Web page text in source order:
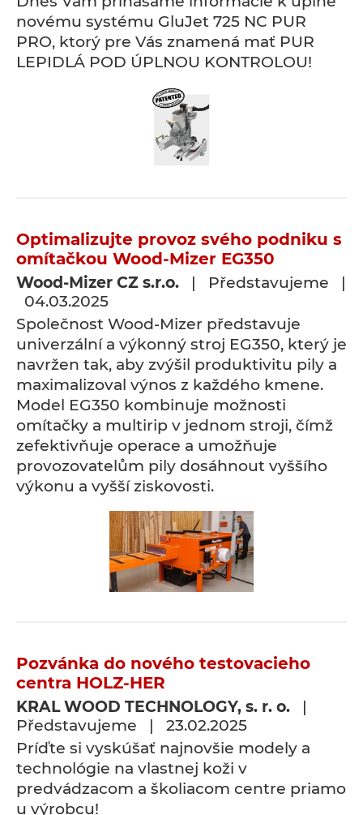
novému systému GluJet 725 NC PUR
PRO, ktorý pre Vás znamená mať PUR
LEPIDLÁ POD ÚPLNOU KONTROLOU!
Optimalizujte provoz svého podniku s
omítačkou Wood-Mizer EG350
Wood-Mizer CZ s.r.o. | Představujeme |
04.03.2025
Společnost Wood-Mizer představuje
univerzální a výkonný stroj EG350, který je
navržen tak, aby zvýšil produktivitu pily a
maximalizoval výnos z každého kmene.
Model EG350 kombinuje možnosti
omítačky a multirip v jednom stroji, čímž
zefektivňuje operace a umožňuje
provozovatelům pily dosáhnout vyššího
výkonu a vyšší ziskovosti.
Pozvánka do nového testovacieho
centra HOLZ-HER
KRAL WOOD TECHNOLOGY, s. r. o. |
Představujeme | 23.02.2025
Príďte si vyskúšať najnovšie modely a
technológie na vlastnej koži v
predvádzacom a školiacom centre priamo
u výrobcu!